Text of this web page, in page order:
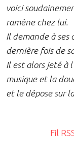
voici
ramène chez lui.
Il demande à ses
dernière fois de
Il est alors jeté à
musique et la
et le dépose sur
Fil